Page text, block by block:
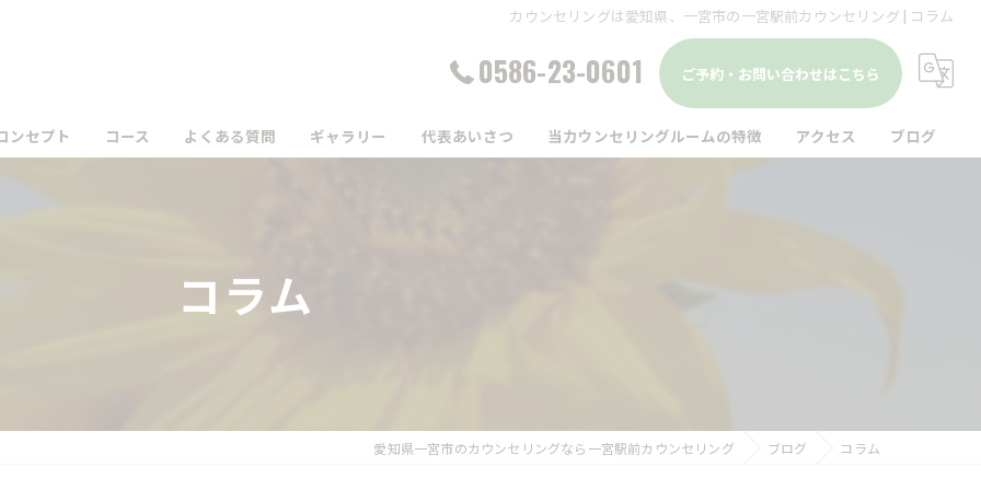
カウンセリングは愛知県、一宮市の一宮駅前カウンセリング | コラム
0586-23-0601 ご予約・お問い合わせはこちら
ンセプト コース よくある質問 ギャラリー 代表あいさつ 当カウンセリングルームの特徴 アクセス ブログ
コラム
愛知県一宮市のカウンセリングなら一宮駅前カウンセリング ブログ コラム